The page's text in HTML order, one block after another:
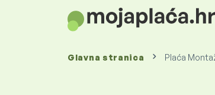
Glavna stranica Plaća